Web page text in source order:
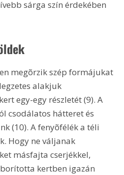
sárga szín érdekében
megõrzik szép formájukat
alakjuk
egy-egy részletét (9). A
csodálatos hátteret és
(10). A fenyõfélék a téli
Hogy ne váljanak
másfajta cserjékkel,
kertben igazán